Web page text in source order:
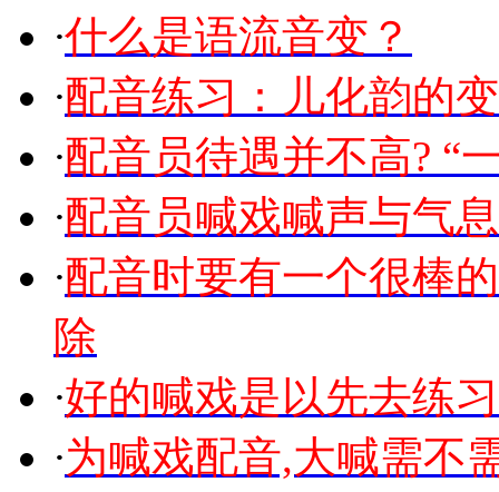
·什么是语流音变？
·配音练习：儿化韵的
·配音员待遇并不高? “
·配音员喊戏喊声与气
·配音时要有一个很棒
除
·好的喊戏是以先去练
·为喊戏配音,大喊需不